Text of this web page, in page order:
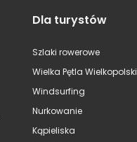
Dla turystów
Szlaki rowerowe
Wielka Pętla Wielkopolski
Windsurfing
Nurkowanie
Kąpieliska